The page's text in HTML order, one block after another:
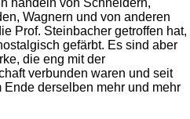
handeln von Schneidern,
Wagnern und von anderen
Prof. Steinbacher getroffen hat,
gefärbt. Es sind aber
die eng mit der
verbunden waren und seit
derselben mehr und mehr